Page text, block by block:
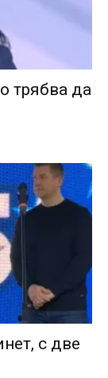
трябва да
с две